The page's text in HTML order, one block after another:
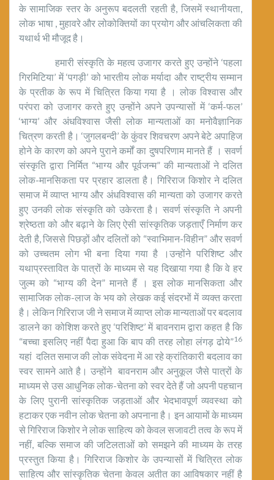
के सामाजिक स्तर के अनुरूप बदलती रहती है, जिसमें स्थानीयता,
लोक भाषा , मुहावरे और लोकोक्तियों का प्रयोग और आंचलिकता की
यथार्थ भी मौजूद है।
हमारी संस्कृति के महत्व उजागर करते हुए उन्होंने ‘पहला
गिरमिटिया’ में ‘पगड़ी’ को भारतीय लोक मर्यादा और राष्ट्रीय सम्मान
के प्रतीक के रूप में चित्रित किया गया है । लोक विश्वास और
परंपरा को उजागर करते हुए उन्होंने अपने उपन्यासों में ‘कर्म-फल’
‘भाग्य’ और अंधविश्वास जैसी लोक मान्यताओं का मनोवैज्ञानिक
चित्रण करती है। ‘जुगलबन्दी’ के कुंवर शिवचरण अपने बेटे अपाहिज
होने के कारण को अपने पुराने कर्मों का दुषपरिणाम मानते हैं । सवर्ण
संस्कृति द्वारा निर्मित “भाग्य और पूर्वजन्म” की मान्यताओं ने दलित
लोक-मानसिकता पर प्रहार डालता है। गिरिराज किशोर ने दलित
समाज में व्याप्त भाग्य और अंधविश्वास की मान्यता को उजागर करते
हुए उनकी लोक संस्कृति को उकेरता है। सवर्ण संस्कृति ने अपनी
श्रेष्ठता को और बढ़ाने के लिए ऐसी सांस्कृतिक जड़ताएँ निर्माण कर
देती है, जिससे पिछड़ों और दलितों को “स्वाभिमान-विहीन” और सवर्ण
को उच्चतम लोग भी बना दिया गया है ।उन्होंने परिशिष्ट और
यथाप्रस्तावित के पात्रों के माध्यम से यह दिखाया गया है कि वे हर
जुल्म को “भाग्य की देन” मानते हैं । इस लोक मानसिकता और
सामाजिक लोक-लाज के भय को लेखक कई संदरभों में व्यक्त करता
है। लेकिन गिरिराज जी ने समाज में व्याप्त लोक मान्यताओं पर बदलाव
डालने का कोशिश करते हुए ‘परिशिष्ट’ में बावनराम द्वारा कहत है कि
“बच्चा इसलिए नहीं पैदा हुआ कि बाप की तरह लोहा लंगड़ ढोये”16
यहां दलित समाज की लोक संवेदना में आ रहे क्रांतिकारी बदलाव का
स्वर सामने आते है। उन्होंने बावनराम और अनुकूल जैसे पात्रों के
माध्यम से उस आधुनिक लोक-चेतना को स्वर देते हैं जो अपनी पहचान
के लिए पुरानी सांस्कृतिक जड़ताओं और भेदभावपूर्ण व्यवस्था को
हटाकर एक नवीन लोक चेतना को अपनाना है। इन आयामों के माध्यम
से गिरिराज किशोर ने लोक साहित्य को केवल सजावटी तत्व के रूप में
नहीं, बल्कि समाज की जटिलताओं को समझने की माध्यम के तरह
प्रस्तुत किया है। गिरिराज किशोर के उपन्यासों में चित्रित लोक
साहित्य और सांस्कृतिक चेतना केवल अतीत का आविषकार नहीं है